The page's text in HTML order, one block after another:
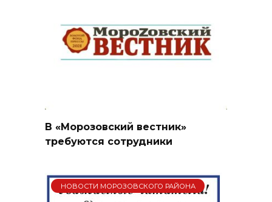
В «Морозовский вестник»
требуются сотрудники
НОВОСТИ МОРОЗОВСКОГО РАЙОНА